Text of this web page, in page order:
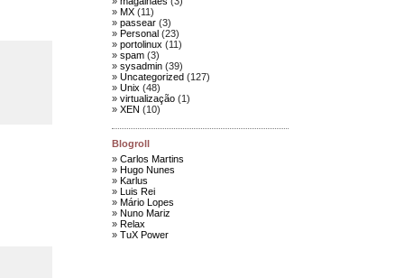
MX (11)
passear (3)
Personal (23)
portolinux (11)
spam (3)
sysadmin (39)
Uncategorized (127)
Unix (48)
virtualização (1)
XEN (10)
Blogroll
Carlos Martins
Hugo Nunes
Karlus
Luis Rei
Mário Lopes
Nuno Mariz
Relax
TuX Power